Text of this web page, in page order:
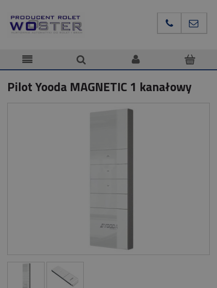
Pilot Yooda MAGNETIC 1 kanałowy